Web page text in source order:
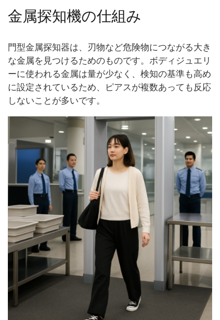
金属探知機の仕組み
門型金属探知器は、刃物など危険物につながる大き
な金属を見つけるためのものです。ボディジュエリ
ーに使われる金属は量が少なく、検知の基準も高め
に設定されているため、ピアスが複数あっても反応
しないことが多いです。